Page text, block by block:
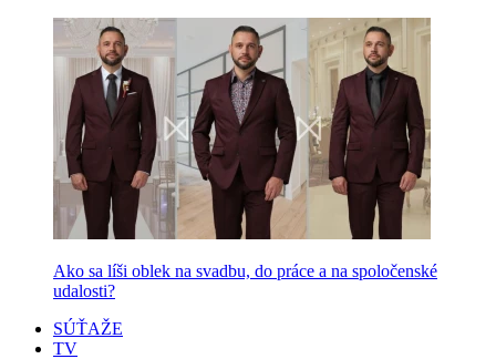
Ako sa líši oblek na svadbu, do práce a na spoločenské
udalosti?
SÚŤAŽE
TV